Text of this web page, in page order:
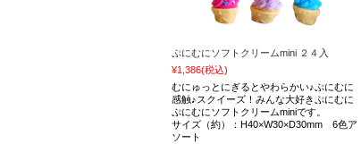
ぷにむにソフトクリームmini ２４入
¥1,386(税込)
むにゅっとにぎるとやわらかい♪ぷにむに
感触♪スクイーズ！みんな大好きぷにむに
ぷにむにソフトクリームminiです。
サイズ（約）：H40×W30×D30mm 6色ア
ソート